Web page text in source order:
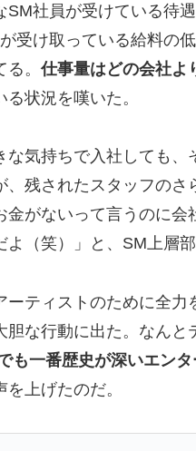
社員が受けている待遇
受け取っている給料の
。 仕事量はどの会社よ
状況を嘆いた。
気持ちで入社しても
残されたスタッフの
金がないって言うのに
（笑）」と、SM上層
ーティストのために全
な行動に出た。なんと
も一番歴史が深いエン
上げたのだ。